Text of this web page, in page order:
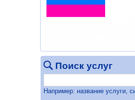
Поиск услуг
Например: название услуги,